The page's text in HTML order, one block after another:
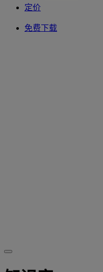
定价
免费下载